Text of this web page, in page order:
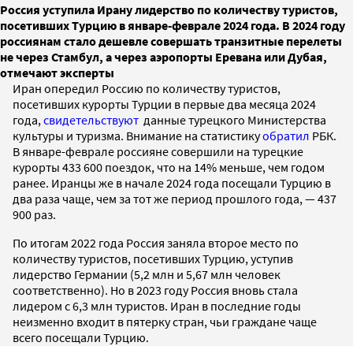
Россия уступила Ирану лидерство по количеству туристов,
посетивших Турцию в январе-феврале 2024 года. В 2024 году
россиянам стало дешевле совершать транзитные перелеты
не через Стамбул, а через аэропорты Еревана или Дубая,
отмечают эксперты
Иран опередил Россию по количеству туристов,
посетивших курорты Турции в первые два месяца 2024
года, свидетельствуют данные турецкого Министерства
культуры и туризма. Внимание на статистикуобратил РБК.
В январе-феврале россияне совершили на турецкие
курорты 433 600 поездок, что на 14% меньше, чем годом
ранее. Иранцы же в начале 2024 года посещали Турцию в
два раза чаще, чем за тот же период прошлого года, — 437
900 раз.
По итогам 2022 года Россия заняла второе место по
количеству туристов, посетивших Турцию, уступив
лидерство Германии (5,2 млн и 5,67 млн человек
соответственно). Но в 2023 году Россия вновь стала
лидером с 6,3 млн туристов. Иран в последние годы
неизменно входит в пятерку стран, чьи граждане чаще
всего посещали Турцию.